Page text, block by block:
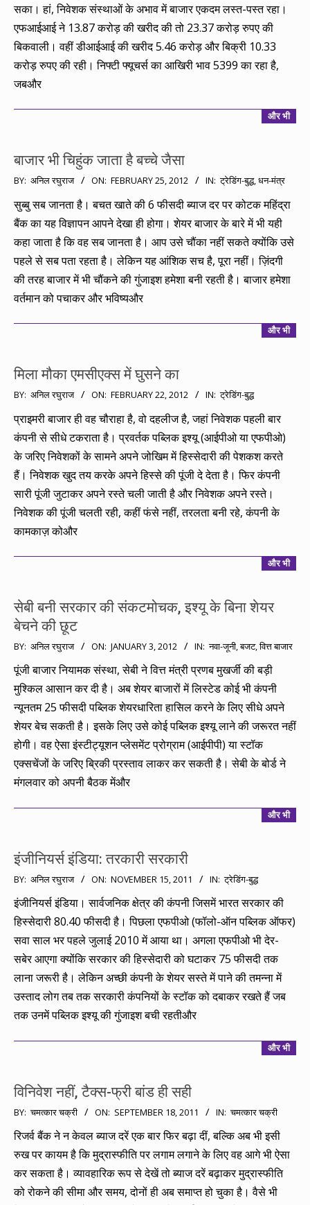
सका। हां, निवेशक संस्थाओं के अभाव में बाजार एकदम लस्त-पस्त रहा।
एफआईआई ने 13.87 करोड़ की खरीद की तो 23.37 करोड़ रुपए की
बिकवाली। वहीं डीआईआई की खरीद 5.46 करोड़ और बिक्री 10.33
करोड़ रुपए की रही। निफ्टी फ्यूचर्स का आखिरी भाव 5399 का रहा है,
जबऔर
और भी
बाजार भी चिहुंक जाता है बच्चे जैसा
2012-
25
BY: अनिल रघुराज ON: FEBRUARY 25, 2012 IN: ट्रेडिंग-बुद्ध,धन-मंत्र
सुब्बु सब जानता है। बचत खाते की 6 फीसदी ब्याज दर पर कोटक महिंद्रा
बैंक का यह विज्ञापन आपने देखा ही होगा। शेयर बाजार के बारे में भी यही
कहा जाता है कि वह सब जानता है। आप उसे चौंका नहीं सकते क्योंकि उसे
पहले से सब पता रहता है। लेकिन यह आंशिक सच है, पूरा नहीं। ज़िंदगी
की तरह बाजार में भी चौंकने की गुंजाइश हमेशा बनी रहती है। बाजार हमेशा
वर्तमान को पचाकर और भविष्यऔर
और भी
मिला मौका एमसीएक्स में घुसने का
2012-
22
BY: अनिल रघुराज ON: FEBRUARY 22, 2012 IN: ट्रेडिंग-बुद्ध
प्राइमरी बाजार ही वह चौराहा है, वो दहलीज है, जहां निवेशक पहली बार
कंपनी से सीधे टकराता है। प्रवर्तक पब्लिक इश्यू (आईपीओ या एफपीओ)
के जरिए निवेशकों के सामने अपने जोखिम में हिस्सेदारी की पेशकश करते
हैं। निवेशक खुद तय करके अपने हिस्से की पूंजी दे देता है। फिर कंपनी
सारी पूंजी जुटाकर अपने रस्ते चली जाती है और निवेशक अपने रस्ते।
निवेशक की पूंजी चलती रही, कहीं फंसे नहीं, तरलता बनी रहे, कंपनी के
कामकाज़ कोऔर
और भी
सेबी बनी सरकार की संकटमोचक, इश्यू के बिना शेयर
बेचने की छूट
2012-
01-
03
BY: अनिल रघुराज ON: JANUARY 3, 2012 IN: नवा-जूनी,बजट,वित्त बाजार
पूंजी बाजार नियामक संस्था, सेबी ने वित्त मंत्री प्रणब मुखर्जी की बड़ी
मुश्किल आसान कर दी है। अब शेयर बाजारों में लिस्टेड कोई भी कंपनी
न्यूनतम 25 फीसदी पब्लिक शेयरधारिता हासिल करने के लिए सीधे अपने
शेयर बेच सकती है। इसके लिए उसे कोई पब्लिक इश्यू लाने की जरूरत नहीं
होगी। वह ऐसा इंस्टीट्यूशन प्लेसमेंट प्रोग्राम (आईपीपी) या स्टॉक
एक्सचेंजों के जरिए ब्रिकी प्रस्ताव लाकर कर सकती है। सेबी के बोर्ड ने
मंगलवार को अपनी बैठक मेंऔर
और भी
इंजीनियर्स इंडिया: तरकारी सरकारी
2011-
11-
15
BY: अनिल रघुराज ON: NOVEMBER 15, 2011 IN: ट्रेडिंग-बुद्ध
इंजीनियर्स इंडिया। सार्वजनिक क्षेत्र की कंपनी जिसमें भारत सरकार की
हिस्सेदारी 80.40 फीसदी है। पिछला एफपीओ (फॉलो-ऑन पब्लिक ऑफर)
सवा साल भर पहले जुलाई 2010 में आया था। अगला एफपीओ भी देर-
सबेर आएगा क्योंकि सरकार की हिस्सेदारी को घटाकर 75 फीसदी तक
लाना जरूरी है। लेकिन अच्छी कंपनी के शेयर सस्ते में पाने की तमन्ना में
उस्ताद लोग तब तक सरकारी कंपनियों के स्टॉक को दबाकर रखते हैं जब
तक उनमें पब्लिक इश्यू की गुंजाइश बची रहतीऔर
और भी
विनिवेश नहीं, टैक्स-फ्री बांड ही सही
2011-
09-
BY: चमत्कार चक्री ON: SEPTEMBER 18, 2011 IN: चमत्कार चक्री
रिजर्व बैंक ने न केवल ब्याज दरें एक बार फिर बढ़ा दीं, बल्कि अब भी इसी
रुख पर कायम है कि मुद्रास्फीति पर लगाम लगाने के लिए वह आगे भी ऐसा
कर सकता है। व्यावहारिक रूप से देखें तो ब्याज दरें बढ़ाकर मुद्रास्फीति
को रोकने की सीमा और समय, दोनों ही अब समाप्त हो चुका है। वैसे भी